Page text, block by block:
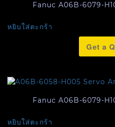
Fanuc A06B-6079-
หยิบใส่ตะกร้า
Get a
Fanuc A06B-6079-
หยิบใส่ตะกร้า